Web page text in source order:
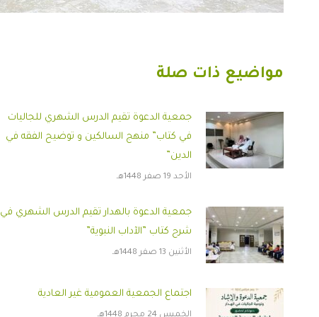
مواضيع ذات صلة
جمعية الدعوة تقيم الدرس الشهري للجاليات
في كتاب” منهج السالكين و توضيح الفقه في
الدين”
الأحد 19 صفر 1448هـ
جمعية الدعوة بالهدار تقيم الدرس الشهري في
شرح كتاب ”الآداب النبوية”
الأثنين 13 صفر 1448هـ
اجتماع الجمعية العمومية غير العادية
الخميس 24 محرم 1448هـ